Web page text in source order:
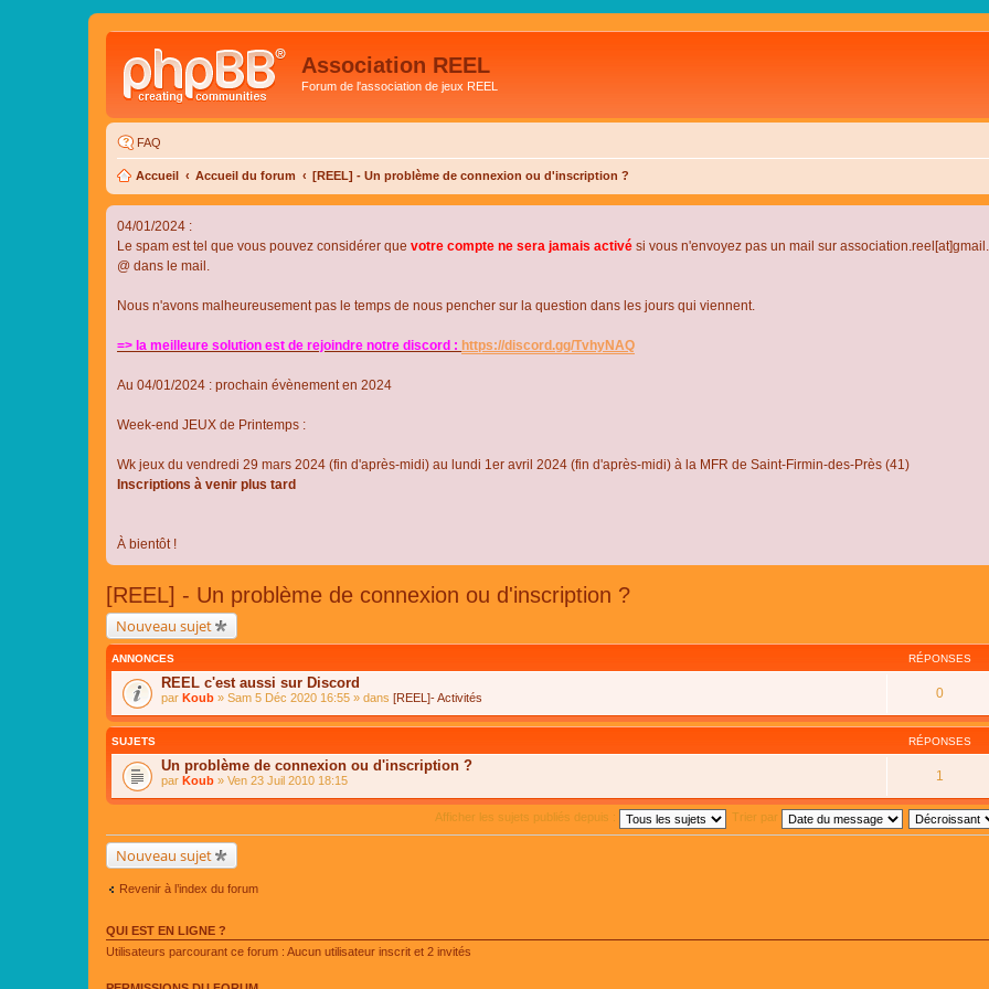
Association REEL
Forum de l'association de jeux REEL
FAQ
Accueil Accueil du forum [REEL] - Un problème de connexion ou d'inscription ?
04/01/2024 :
Le spam est tel que vous pouvez considérer que votre compte ne sera jamais activé si vous n'envoyez pas un mail sur
@ dans le mail.
Nous n'avons malheureusement pas le temps de nous pencher sur la question dans les jours qui viennent.
=> la meilleure solution est de rejoindre notre discord : https://discord.gg/TvhyNAQ
Au 04/01/2024 : prochain évènement en 2024
Week-end JEUX de Printemps :
Wk jeux du vendredi 29 mars 2024 (fin d'après-midi) au lundi 1er avril 2024 (fin d'après-midi) à la MFR de Saint-Firmin-des-Près (41)
Inscriptions à venir plus tard
À bientôt !
[REEL] - Un problème de connexion ou d'inscription ?
Nouveau sujet
ANNONCES RÉPONSES
REEL c'est aussi sur Discord
par Koub » Sam 5 Déc 2020 16:55 » dans [REEL]- Activités 0
SUJETS RÉPONSES
Un problème de connexion ou d'inscription ?
par Koub » Ven 23 Juil 2010 18:15 1
Afficher les sujets publiés depuis : Trier par
Nouveau sujet
Revenir à l’index du forum
QUI EST EN LIGNE ?
Utilisateurs parcourant ce forum : Aucun utilisateur inscrit et 2 invités